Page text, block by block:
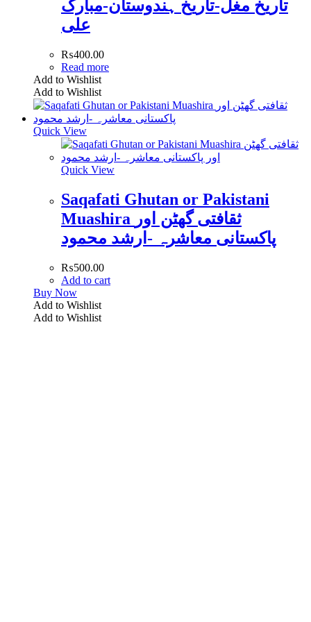
تاریخ مغل-تاریخ ہندوستان-مبارک
علی
₨400.00
Read more
Add to Wishlist
Add to Wishlist
Quick View
Quick View
Saqafati Ghutan or Pakistani
Muashira ثقافتی گھٹن اور
پاکستانی معاشرہ -ارشد محمود
₨500.00
Add to cart
Buy Now
Add to Wishlist
Add to Wishlist